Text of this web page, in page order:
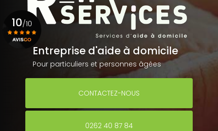
Entreprise d'aide à domicile
Pour particuliers et personnes âgées
CONTACTEZ-NOUS
0262 40 87 84
10/10
Voir le certificat